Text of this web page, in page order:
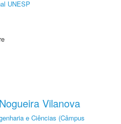
UNESP
Vilanova
e Ciências (Câmpus